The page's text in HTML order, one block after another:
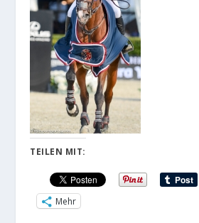
TEILEN MIT:
Mehr